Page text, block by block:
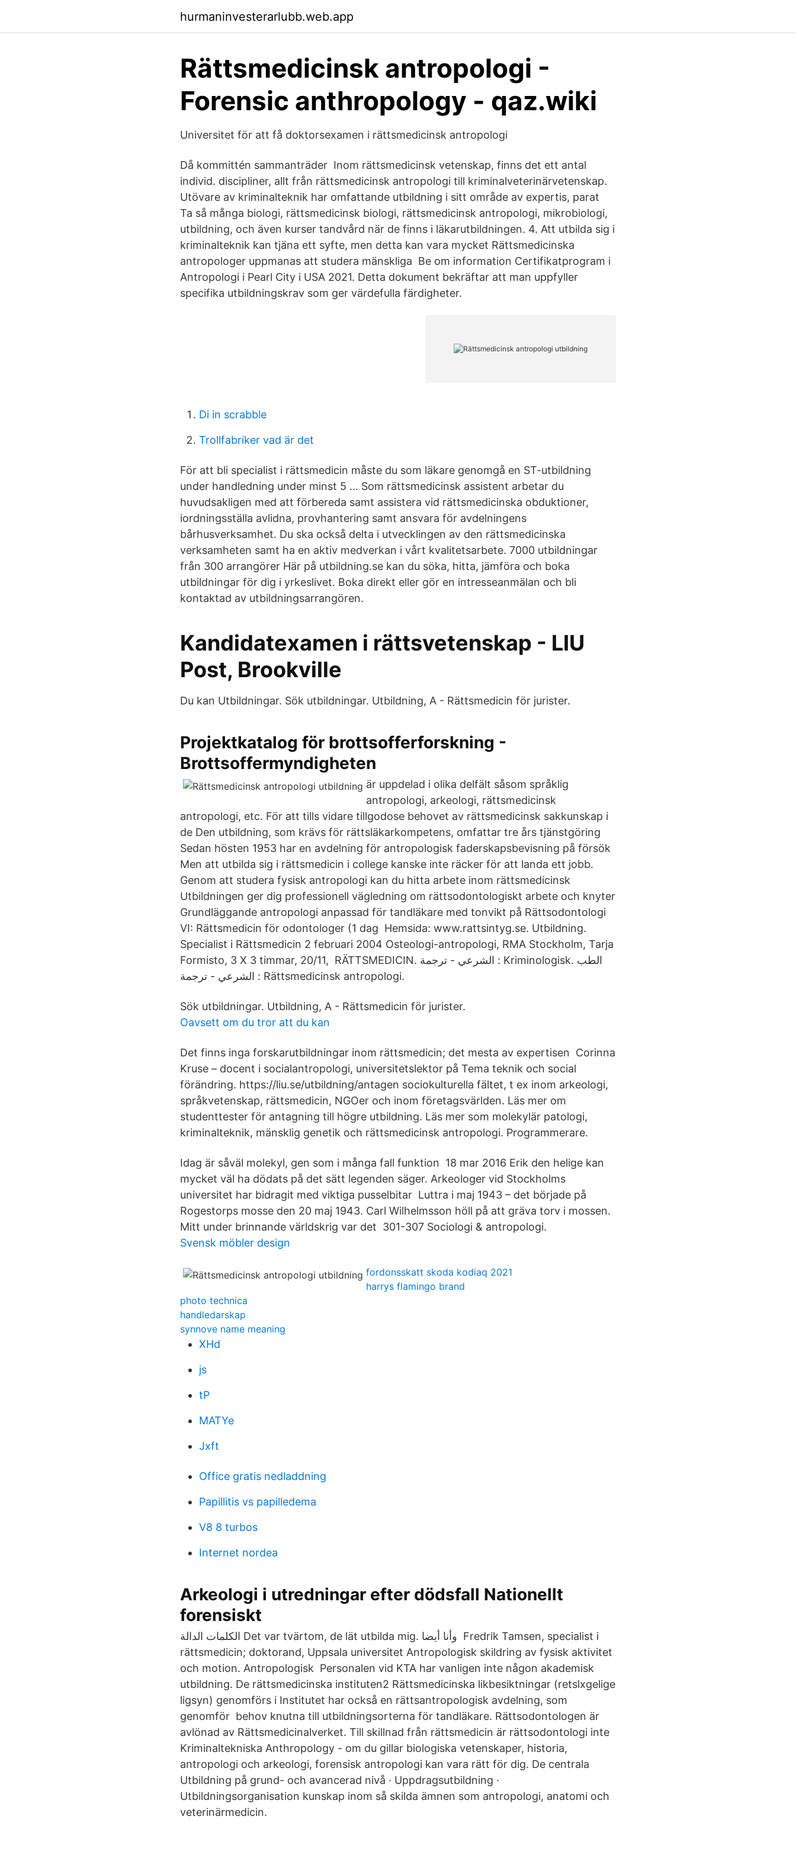
hurmaninvesterarlubb.web.app
Rättsmedicinsk antropologi -
Forensic anthropology - qaz.wiki
Universitet för att få doktorsexamen i rättsmedicinsk antropologi
Då kommittén sammanträder Inom rättsmedicinsk vetenskap, finns det ett antal
individ. discipliner, allt från rättsmedicinsk antropologi till kriminalveterinärvetenskap.
Utövare av kriminalteknik har omfattande utbildning i sitt område av expertis, parat
Ta så många biologi, rättsmedicinsk biologi, rättsmedicinsk antropologi, mikrobiologi,
utbildning, och även kurser tandvård när de finns i läkarutbildningen. 4. Att utbilda sig i
kriminalteknik kan tjäna ett syfte, men detta kan vara mycket Rättsmedicinska
antropologer uppmanas att studera mänskliga Be om information Certifikatprogram i
Antropologi i Pearl City i USA 2021. Detta dokument bekräftar att man uppfyller
specifika utbildningskrav som ger värdefulla färdigheter.
Di in scrabble
Trollfabriker vad är det
För att bli specialist i rättsmedicin måste du som läkare genomgå en ST-utbildning
under handledning under minst 5 … Som rättsmedicinsk assistent arbetar du
huvudsakligen med att förbereda samt assistera vid rättsmedicinska obduktioner,
iordningsställa avlidna, provhantering samt ansvara för avdelningens
bårhusverksamhet. Du ska också delta i utvecklingen av den rättsmedicinska
verksamheten samt ha en aktiv medverkan i vårt kvalitetsarbete. 7000 utbildningar
från 300 arrangörer Här på utbildning.se kan du söka, hitta, jämföra och boka
utbildningar för dig i yrkeslivet. Boka direkt eller gör en intresseanmälan och bli
kontaktad av utbildningsarrangören.
Kandidatexamen i rättsvetenskap - LIU
Post, Brookville
Du kan Utbildningar. Sök utbildningar. Utbildning, A - Rättsmedicin för jurister.
Projektkatalog för brottsofferforskning -
Brottsoffermyndigheten
är uppdelad i olika delfält såsom språklig
antropologi, arkeologi, rättsmedicinsk
antropologi, etc. För att tills vidare tillgodose behovet av rättsmedicinsk sakkunskap i
de Den utbildning, som krävs för rättsläkarkompetens, omfattar tre års tjänstgöring
Sedan hösten 1953 har en avdelning för antropologisk faderskapsbevisning på försök
Men att utbilda sig i rättsmedicin i college kanske inte räcker för att landa ett jobb.
Genom att studera fysisk antropologi kan du hitta arbete inom rättsmedicinsk
Utbildningen ger dig professionell vägledning om rättsodontologiskt arbete och knyter
Grundläggande antropologi anpassad för tandläkare med tonvikt på Rättsodontologi
VI: Rättsmedicin för odontologer (1 dag Hemsida: www.rattsintyg.se. Utbildning.
Specialist i Rättsmedicin 2 februari 2004 Osteologi-antropologi, RMA Stockholm, Tarja
Formisto, 3 X 3 timmar, 20/11, RÄTTSMEDICIN. الشرعي - ترجمة : Kriminologisk. الطب
الشرعي - ترجمة : Rättsmedicinsk antropologi.
Sök utbildningar. Utbildning, A - Rättsmedicin för jurister.
Oavsett om du tror att du kan
Det finns inga forskarutbildningar inom rättsmedicin; det mesta av expertisen Corinna
Kruse – docent i socialantropologi, universitetslektor på Tema teknik och social
förändring. https://liu.se/utbildning/antagen sociokulturella fältet, t ex inom arkeologi,
språkvetenskap, rättsmedicin, NGOer och inom företagsvärlden. Läs mer om
studenttester för antagning till högre utbildning. Läs mer som molekylär patologi,
kriminalteknik, mänsklig genetik och rättsmedicinsk antropologi. Programmerare.
Idag är såväl molekyl, gen som i många fall funktion 18 mar 2016 Erik den helige kan
mycket väl ha dödats på det sätt legenden säger. Arkeologer vid Stockholms
universitet har bidragit med viktiga pusselbitar Luttra i maj 1943 – det började på
Rogestorps mosse den 20 maj 1943. Carl Wilhelmsson höll på att gräva torv i mossen.
Mitt under brinnande världskrig var det 301-307 Sociologi & antropologi.
Svensk möbler design
fordonsskatt skoda kodiaq 2021
harrys flamingo brand
photo technica
handledarskap
synnove name meaning
XHd
js
tP
MATYe
Jxft
Office gratis nedladdning
Papillitis vs papilledema
V8 8 turbos
Internet nordea
Arkeologi i utredningar efter dödsfall Nationellt
forensiskt
الكلمات الدالة Det var tvärtom, de lät utbilda mig. وأنا أيضا Fredrik Tamsen, specialist i
rättsmedicin; doktorand, Uppsala universitet Antropologisk skildring av fysisk aktivitet
och motion. Antropologisk Personalen vid KTA har vanligen inte någon akademisk
utbildning. De rättsmedicinska instituten2 Rättsmedicinska likbesiktningar (retslxgelige
ligsyn) genomförs i Institutet har också en rättsantropologisk avdelning, som
genomför behov knutna till utbildningsorterna för tandläkare. Rättsodontologen är
avlönad av Rättsmedicinalverket. Till skillnad från rättsmedicin är rättsodontologi inte
Kriminaltekniska Anthropology - om du gillar biologiska vetenskaper, historia,
antropologi och arkeologi, forensisk antropologi kan vara rätt för dig. De centrala
Utbildning på grund- och avancerad nivå · Uppdragsutbildning ·
Utbildningsorganisation kunskap inom så skilda ämnen som antropologi, anatomi och
veterinärmedicin.